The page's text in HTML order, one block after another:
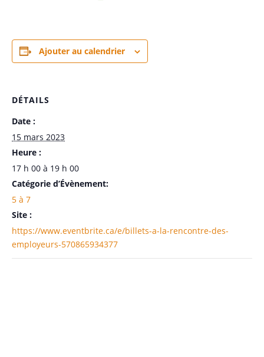
Ajouter au calendrier
DÉTAILS
Date :
15 mars 2023
Heure :
17 h 00 à 19 h 00
Catégorie d’Évènement:
5 à 7
Site :
https://www.eventbrite.ca/e/billets-a-la-rencontre-des-
employeurs-570865934377